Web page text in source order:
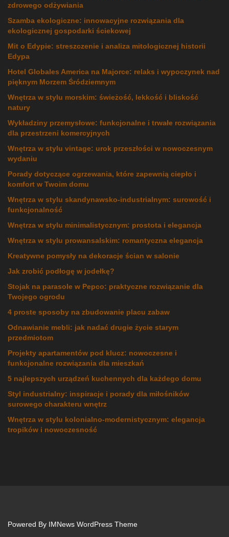
zdrowego odżywiania
Szamba ekologiczne: innowacyjne rozwiązania dla
ekologicznej gospodarki ściekowej
Mit o Edypie: streszczenie i analiza mitologicznej historii
Edypa
Hotel Globales America na Majorce: relaks i wypoczynek nad
pięknym Morzem Śródziemnym
Wnętrza w stylu morskim: świeżość, lekkość i bliskość
natury
Wykładziny przemysłowe: funkcjonalne i trwałe rozwiązania
dla przestrzeni komercyjnych
Wnętrza w stylu vintage: urok przeszłości w nowoczesnym
wydaniu
Porady dotyczące ogrzewania, które zapewnią ciepło i
komfort w Twoim domu
Wnętrza w stylu skandynawsko-industrialnym: surowość i
funkcjonalność
Wnętrza w stylu minimalistycznym: prostota i elegancja
Wnętrza w stylu prowansalskim: romantyczna elegancja
Kreatywne pomysły na dekoracje ścian w salonie
Jak zrobić podłogę w jodełkę?
Stojak na parasole w Pepco: praktyczne rozwiązanie dla
Twojego ogrodu
4 proste sposoby na zbudowanie placu zabaw
Odnawianie mebli: jak nadać drugie życie starym
przedmiotom
Projekty apartamentów pod klucz: nowoczesne i
funkcjonalne rozwiązania dla mieszkań
5 najlepszych urządzeń kuchennych dla każdego domu
Styl industrialny: inspiracje i porady dla miłośników
surowego charakteru wnętrz
Wnętrza w stylu kolonialno-modernistycznym: elegancja
tropików i nowoczesność
Powered By IMNews WordPress Theme